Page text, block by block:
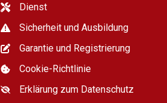
Dienst
Sicherheit und Ausbildung
Garantie und Registrierung
Cookie-Richtlinie
Erklärung zum Datenschutz